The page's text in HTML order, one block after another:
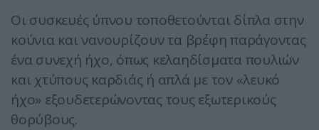
Οι συσκευές ύπνου τοποθετούνται δίπλα στην
κούνια και νανουρίζουν τα βρέφη παράγοντας
ένα συνεχή ήχο, όπως κελαηδίσματα πουλιών
και χτύπους καρδιάς ή απλά με τον «λευκό
ήχο» εξουδετερώνοντας τους εξωτερικούς
θορύβους.